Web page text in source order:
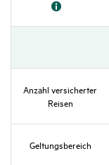
Anzahl versi­cherter
Reisen
Geltungs­be­reich